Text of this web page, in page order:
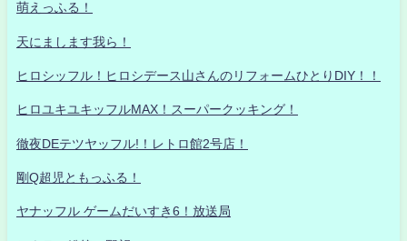
萌えっふる！
天にまします我ら！
ヒロシッフル！ヒロシデース山さんのリフォームひとりDIY！！
ヒロユキユキッフルMAX！スーパークッキング！
徹夜DEテツヤッフル!！レトロ館2号店！
剛Q超児ともっふる！
ヤナッフル ゲームだいすき6！放送局